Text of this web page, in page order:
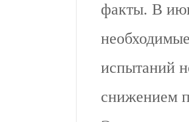
факты. В
испытаний
снижением